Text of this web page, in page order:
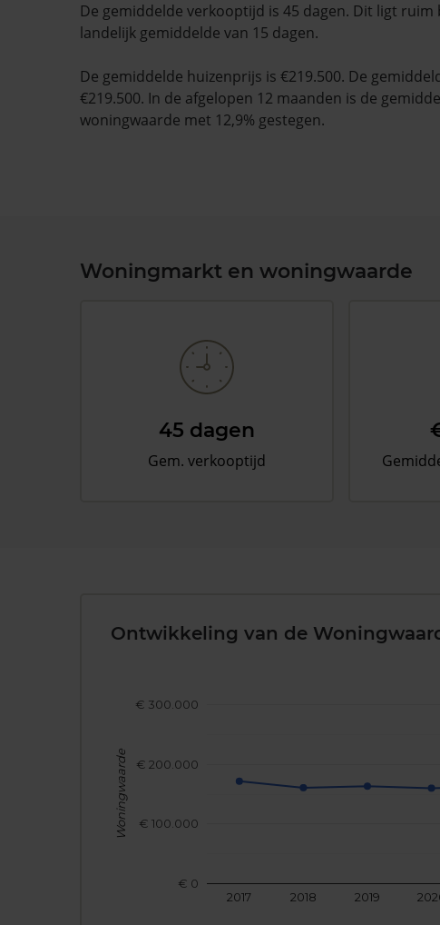
De gemiddelde verkooptijd is 45 dagen. Dit ligt ruim
landelijk gemiddelde van 15 dagen.
De gemiddelde huizenprijs is €219.500. De
€219.500. In de afgelopen 12 maanden is de
woningwaarde met 12,9% gestegen.
Woningmarkt en woningwaarde
45 dagen
Gem. verkooptijd
Ontwikkeling van de
2017 2018 2019
€ 0
€ 100.000
€ 200.000
€ 300.000
Woningwaarde